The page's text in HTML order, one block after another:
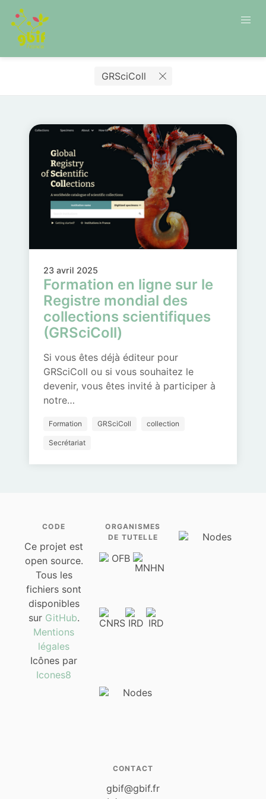
GRSciColl
23 avril 2025
Formation en ligne sur le
Registre mondial des
collections scientifiques
(GRSciColl)
Si vous êtes déjà éditeur pour
GRSciColl ou si vous souhaitez le
devenir, vous êtes invité à participer à
notre…
Formation GRSciColl collection
Secrétariat
CODE
Ce projet est
open source.
Tous les
fichiers sont
disponibles
sur GitHub.
Mentions
légales
Icônes par
Icones8
ORGANISMES
DE TUTELLE
CONTACT
gbif@gbif.fr